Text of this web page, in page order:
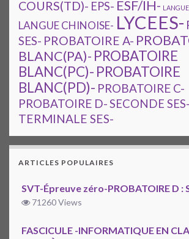
COURS(TD)- EPS- ESF/IH-
LANGUE CHINOISE- LYCEES-
SES- PROBATOIRE A-
BLANC(PA)- PROBATOIRE
BLANC(PC)- PROBATOIRE
BLANC(PD)- PROBATOIRE C-
PROBATOIRE D-SECONDE SES-
TERMINALE SES-
ARTICLES POPULAIRES
SVT-Épreuve zéro-PROBATOIRE D :
71260 Views
FASCICULE -INFORMATIQUE EN